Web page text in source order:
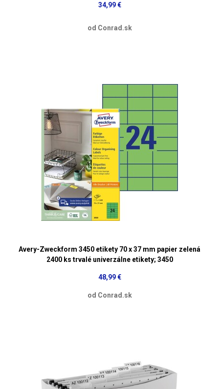
34,99 €
od Conrad.sk
Avery-Zweckform 3450 etikety 70 x 37 mm papier zelená
2400 ks trvalé univerzálne etikety; 3450
48,99 €
od Conrad.sk